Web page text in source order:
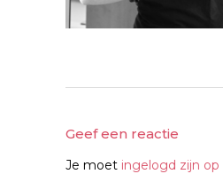
Geef een reactie
Je moet ingelogd zijn op